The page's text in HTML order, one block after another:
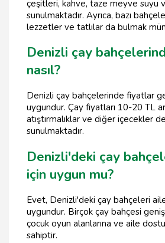
çeşitleri, kahve, taze meyve suyu
sunulmaktadır. Ayrıca, bazı
lezzetler ve tatlılar da bulmak
Denizli çay
nasıl?
Denizli çay bahçelerinde fiyatlar
uygundur. Çay fiyatları 10-20 TL
atıştırmalıklar ve diğer içecekler
sunulmaktadır.
Denizli'deki çay
için uygun mu?
Evet, Denizli'deki çay bahçeleri
uygundur. Birçok çay bahçesi
çocuk oyun alanlarına ve aile
sahiptir.